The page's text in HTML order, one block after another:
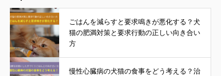
ごはんを減らすと要求鳴きが悪化する？犬
猫の肥満対策と要求行動の正しい向き合い
方
慢性心臓病の犬猫の食事をどう考える？治